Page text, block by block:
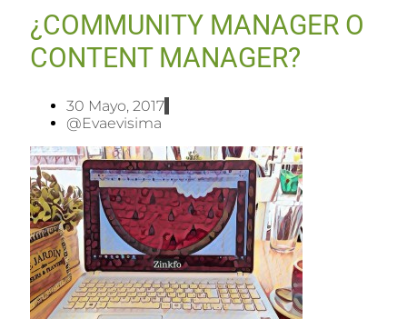
¿COMMUNITY MANAGER O
CONTENT MANAGER?
30 Mayo, 2017
@evaevisima